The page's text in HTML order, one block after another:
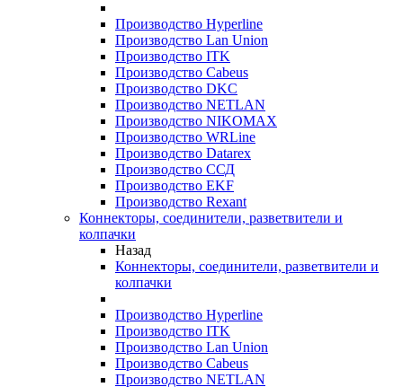
Производство Hyperline
Производство Lan Union
Производство ITK
Производство Cabeus
Производство DKC
Производство NETLAN
Производство NIKOMAX
Производство WRLine
Производство Datarex
Производство ССД
Производство EKF
Производство Rexant
Коннекторы, соединители, разветвители и
колпачки
Назад
Коннекторы, соединители, разветвители и
колпачки
Производство Hyperline
Производство ITK
Производство Lan Union
Производство Cabeus
Производство NETLAN